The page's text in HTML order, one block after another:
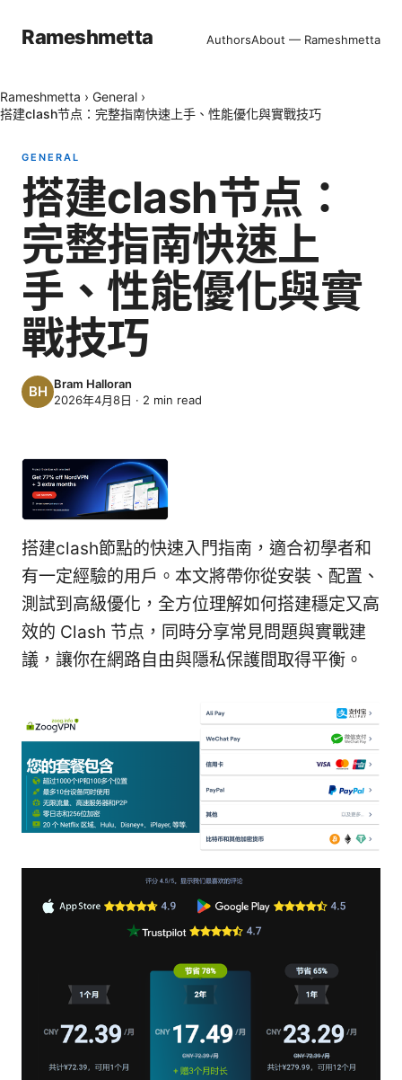
Rameshmetta AuthorsAbout — Rameshmetta
Rameshmetta › General ›
搭建clash节点：完整指南快速上手、性能優化與實戰技巧
GENERAL
搭建clash节点：
完整指南快速上
手、性能優化與實
戰技巧
Bram Halloran
2026年4月8日 · 2 min read
搭建clash節點的快速入門指南，適合初學者和
有一定經驗的用戶。本文將帶你從安裝、配置、
測試到高級優化，全方位理解如何搭建穩定又高
效的 Clash 节点，同時分享常見問題與實戰建
議，讓你在網路自由與隱私保護間取得平衡。